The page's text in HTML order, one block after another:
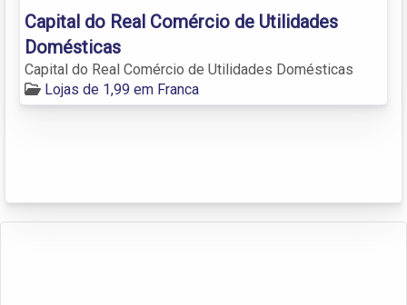
Capital do Real Comércio de Utilidades
Domésticas
Capital do Real Comércio de Utilidades Domésticas
Lojas de 1,99 em Franca